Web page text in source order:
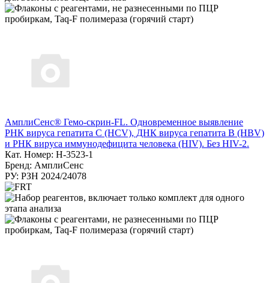
АмплиСенс® Гемо-скрин-FL. Одновременное выявление
РНК вируса гепатита С (HCV), ДНК вируса гепатита B (HBV)
и РНК вируса иммунодефицита человека (HIV). Без HIV-2.
Кат. Номер: H-3523-1
Бренд: АмплиСенс
РУ: РЗН 2024/24078